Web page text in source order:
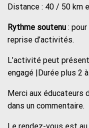
Distance : 40 / 50 km
Rythme soutenu :
reprise d’activités.
L’activité peut
engagé |Durée plus 2
Merci aux éducateurs
dans un commentaire.
Le rendez-vous est au